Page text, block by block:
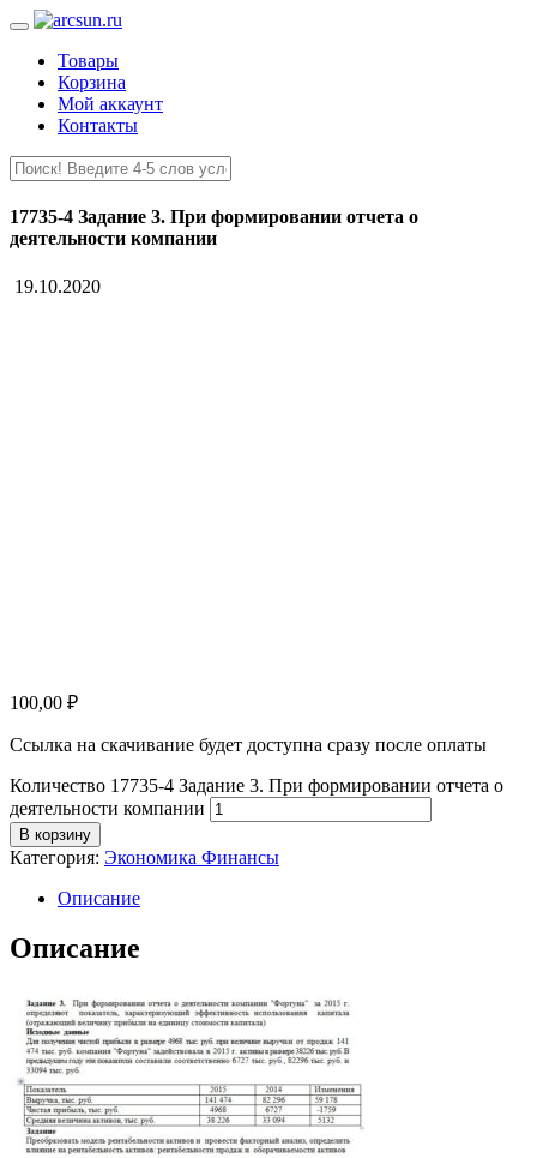
Товары
Корзина
Мой аккаунт
Контакты
17735-4 Задание 3. При формировании отчета о
деятельности компании
19.10.2020
100,00 ₽
Ссылка на скачивание будет доступна сразу после оплаты
Количество 17735-4 Задание 3. При формировании отчета о
деятельности компании
В корзину
Категория: Экономика Финансы
Описание
Описание